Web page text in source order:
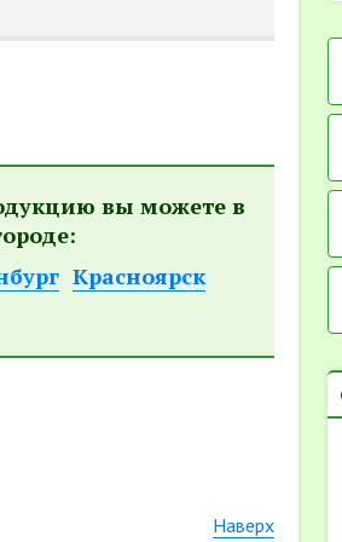
вы можете в
Красноярск
Наверх